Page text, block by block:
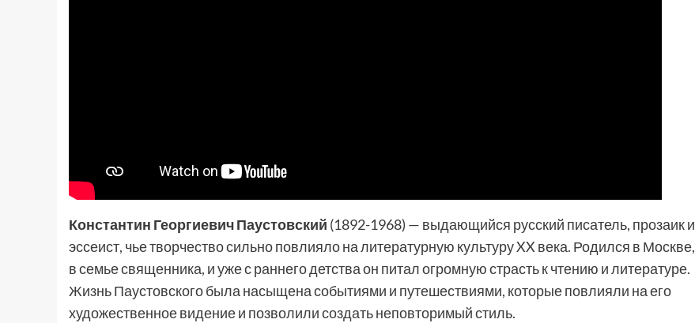
Константин Георгиевич Паустовский (1892-1968) — выдающийся русский писатель, прозаик и
эссеист, чье творчество сильно повлияло на литературную культуру XX века. Родился в Москве,
в семье священника, и уже с раннего детства он питал огромную страсть к чтению и литературе.
Жизнь Паустовского была насыщена событиями и путешествиями, которые повлияли на его
художественное видение и позволили создать неповторимый стиль.